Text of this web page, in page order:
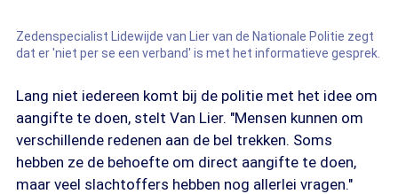
Zedenspecialist Lidewijde van Lier van de Nationale Politie zegt
dat er 'niet per se een verband' is met het informatieve gesprek.
Lang niet iedereen komt bij de politie met het idee om
aangifte te doen, stelt Van Lier. "Mensen kunnen om
verschillende redenen aan de bel trekken. Soms
hebben ze de behoefte om direct aangifte te doen,
maar veel slachtoffers hebben nog allerlei vragen."